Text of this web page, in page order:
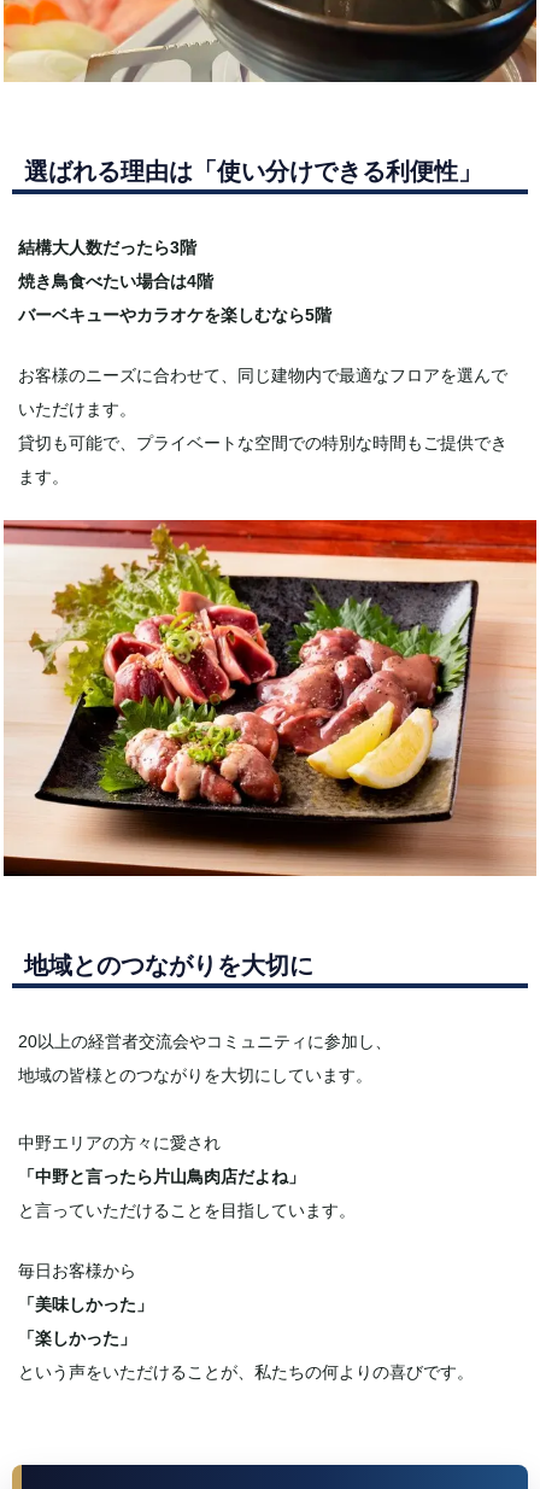
選ばれる理由は「使い分けできる利便性」
結構大人数だったら3階
焼き鳥食べたい場合は4階
バーベキューやカラオケを楽しむなら5階
お客様のニーズに合わせて、同じ建物内で最適なフロアを選んで
いただけます。
貸切も可能で、プライベートな空間での特別な時間もご提供でき
ます。
地域とのつながりを大切に
20以上の経営者交流会やコミュニティに参加し、
地域の皆様とのつながりを大切にしています。
中野エリアの方々に愛され
「中野と言ったら片山鳥肉店だよね」
と言っていただけることを目指しています。
毎日お客様から
「美味しかった」
「楽しかった」
という声をいただけることが、私たちの何よりの喜びです。